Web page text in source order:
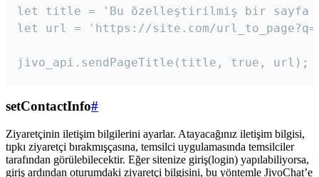
let title = 'Bu özelleştirilmiş bir sayfa
let url = 'https://site.com/
jivo_api.sendPageTitle(title, true, url);
setContactInfo#
Ziyaretçinin iletişim bilgilerini ayarlar. Atayacağınız iletişim bilgisi,
tıpkı ziyaretçi bırakmışçasına, temsilci uygulamasında temsilciler
tarafından görülebilecektir. Eğer sitenize giriş(login) yapılabiliyorsa,
giriş ardından oturumdaki ziyaretçi bilgisini, bu yöntemle JivoChat’e